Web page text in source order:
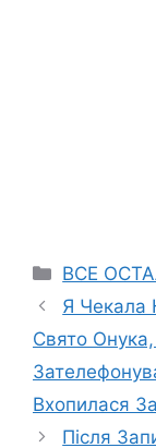
Categories
ВСЕ
Я Чекала
Свято
Вхопилася
Після